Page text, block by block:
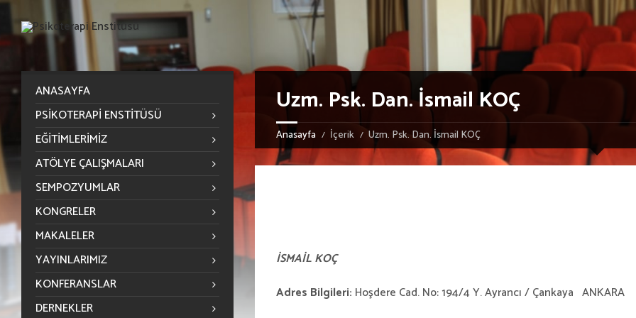
Uzm. Psk. Dan. İsmail KOÇ
Anasayfa İçerik Uzm. Psk. Dan. İsmail KOÇ
İSMAİL KOÇ
Adres Bilgileri: Hoşdere Cad. No: 194/4 Y. Ayrancı / Çankaya ANKARA
ANASAYFA
PSIKOTERAPI ENSTITÜSÜ
EĞITIMLERIMIZ
ATÖLYE ÇALIŞMALARI
SEMPOZYUMLAR
KONGRELER
MAKALELER
YAYINLARIMIZ
KONFERANSLAR
DERNEKLER